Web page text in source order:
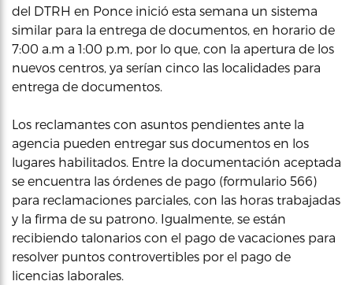
del DTRH en Ponce inició esta semana un sistema
similar para la entrega de documentos, en horario de
7:00 a.m a 1:00 p.m, por lo que, con la apertura de los
nuevos centros, ya serían cinco las localidades para
entrega de documentos.
Los reclamantes con asuntos pendientes ante la
agencia pueden entregar sus documentos en los
lugares habilitados. Entre la documentación aceptada
se encuentra las órdenes de pago (formulario 566)
para reclamaciones parciales, con las horas trabajadas
y la firma de su patrono. Igualmente, se están
recibiendo talonarios con el pago de vacaciones para
resolver puntos controvertibles por el pago de
licencias laborales.